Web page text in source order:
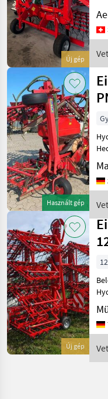
megjelenítése
MARKETPLACE
Marketplace
ajánlatok
Új gép
/
Használt gép
/
Új gép
/